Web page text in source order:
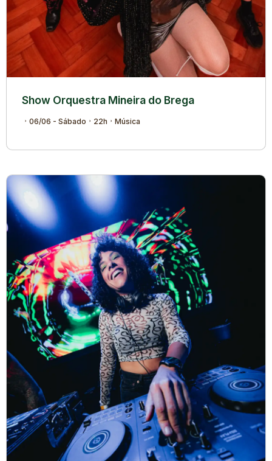
Show Orquestra Mineira do Brega
06/06 - Sábado 22h Música